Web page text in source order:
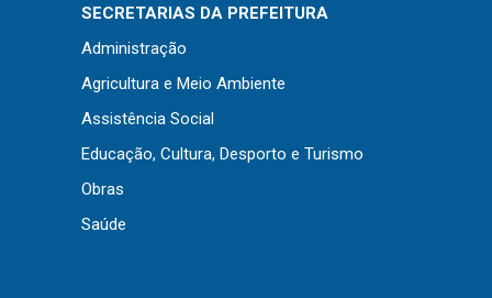
Licitações
Dispensas e Inexigibilidades
Chamamentos Públicos
Leis, Decretos e Portarias
Transparência
SECRETARIAS DA PREFEITURA
Administração
Agricultura e Meio Ambiente
Assistência Social
Educação, Cultura, Desporto e Turismo
Obras
Saúde